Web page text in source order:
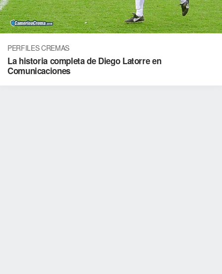
PERFILES CREMAS
La historia completa de Diego Latorre en
Comunicaciones